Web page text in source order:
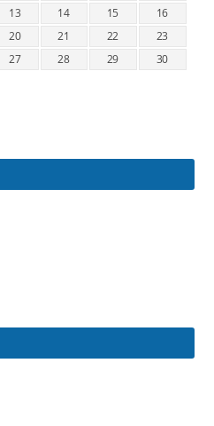
13 14 15
16
20 21 22
23
27 28 29
30